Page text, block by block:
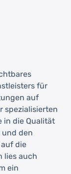
für
auf
spezialisierten
in die Qualität
und den
die
lies auch
ein